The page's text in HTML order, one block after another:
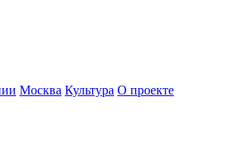
Москва Культура О проекте